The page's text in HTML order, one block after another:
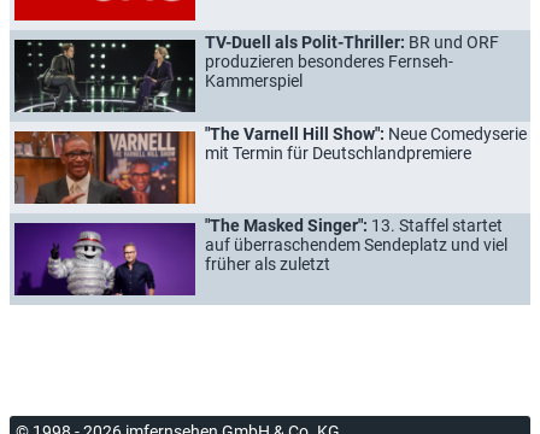
TV-Duell als Polit-Thriller: BR und ORF
produzieren besonderes Fernseh-
Kammerspiel
"The Varnell Hill Show": Neue Comedyserie
mit Termin für Deutschlandpremiere
"The Masked Singer": 13. Staffel startet
auf überraschendem Sendeplatz und viel
früher als zuletzt